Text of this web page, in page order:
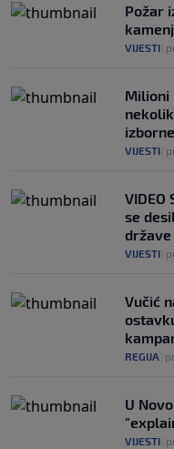
Požar
VIJESTI
Milioni
VIJESTI
VIDEO
se
države
VIJESTI
Vučić
REGIJA
U
VIJESTI